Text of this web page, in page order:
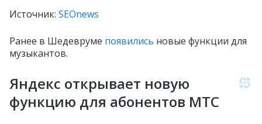
Источник: SEOnews
Ранее в Шедевруме появились новые функции для
музыкантов.
Яндекс открывает новую
функцию для абонентов МТС